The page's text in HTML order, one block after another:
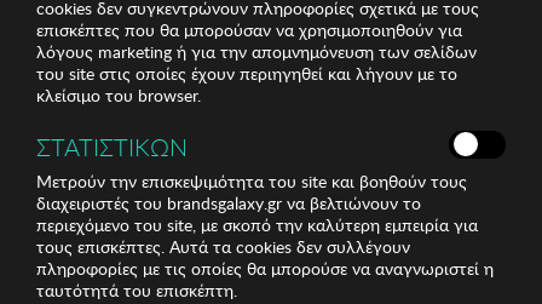
cookies δεν συγκεντρώνουν πληροφορίες σχετικά με τους
επισκέπτες που θα μπορούσαν να χρησιμοποιηθούν για
λόγους marketing ή για την απομνημόνευση των σελίδων
του site στις οποίες έχουν περιηγηθεί και λήγουν με το
κλείσιμο του browser.
ΣΤΑΤΙΣΤΙΚΩΝ
Μετρούν την επισκεψιμότητα του site και βοηθούν τους
διαχειριστές του brandsgalaxy.gr να βελτιώνουν το
περιεχόμενο του site, με σκοπό την καλύτερη εμπειρία για
τους επισκέπτες. Αυτά τα cookies δεν συλλέγουν
πληροφορίες με τις οποίες θα μπορούσε να αναγνωριστεί η
ταυτότητά του επισκέπτη.